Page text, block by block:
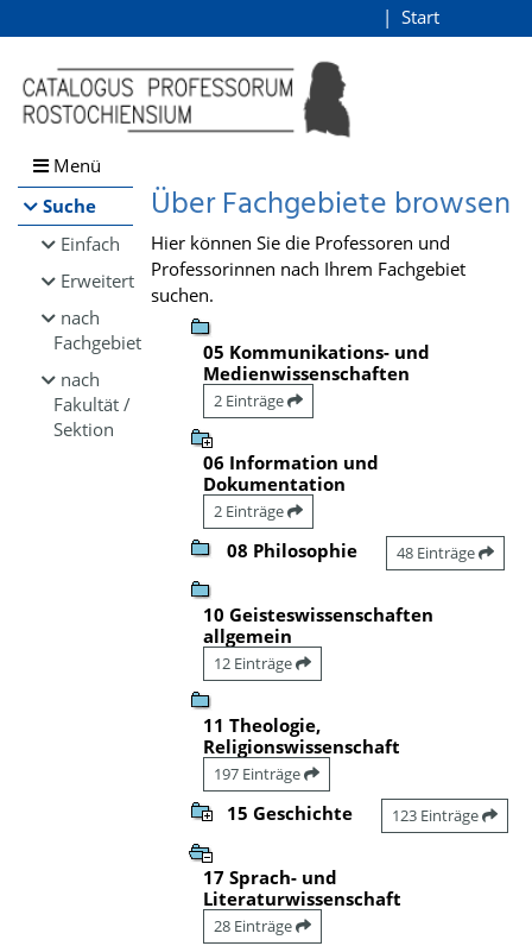
Browsen
direkt zum Inhalt
Start
Menü
Suche
Einfach
Erweitert
nach
Fachgebiet
nach
Fakultät /
Sektion
Über Fachgebiete browsen
Hier können Sie die Professoren und
Professorinnen nach Ihrem Fachgebiet
suchen.
05 Kommunikations- und
Medienwissenschaften
2 Einträge
06 Information und
Dokumentation
2 Einträge
08 Philosophie 48 Einträge
10 Geisteswissenschaften
allgemein
12 Einträge
11 Theologie,
Religionswissenschaft
197 Einträge
15 Geschichte 123 Einträge
17 Sprach- und
Literaturwissenschaft
28 Einträge